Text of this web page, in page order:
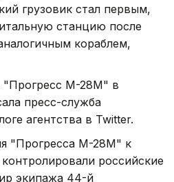
грузовик стал первым,
станцию после
кораблем,
"Прогресс М-28М" в
пресс-служба
агентства в Twitter.
"Прогресса М-28М" к
российские
экипажа 44-й